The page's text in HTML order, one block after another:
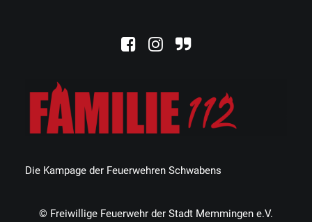
Die Kampage der Feuerwehren Schwabens
© Freiwillige Feuerwehr der Stadt Memmingen e.V.